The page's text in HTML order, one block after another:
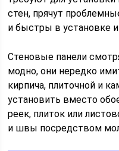
стен, прячут
и быстры в установке
Стеновые панели
модно, они нередко
кирпича, плиточной и
установить вместо
реек, плиток или
и швы посредством